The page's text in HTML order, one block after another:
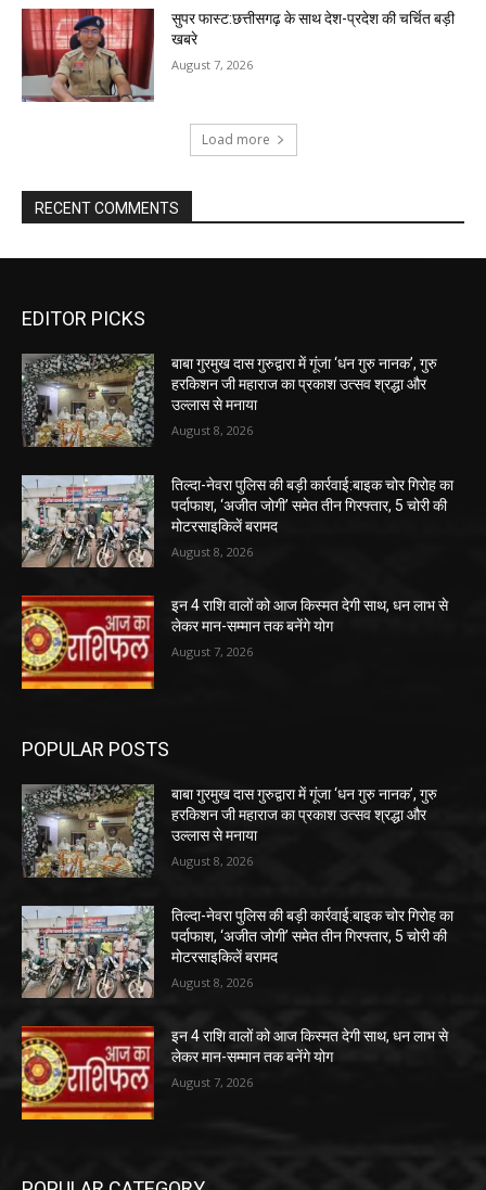
सुपर फास्ट:छत्तीसगढ़ के साथ देश-प्रदेश की चर्चित बड़ी
खबरे
August 7, 2026
Load more
RECENT COMMENTS
EDITOR PICKS
बाबा गुरमुख दास गुरुद्वारा में गूंजा ‘धन गुरु नानक’, गुरु
हरकिशन जी महाराज का प्रकाश उत्सव श्रद्धा और
उल्लास से मनाया
August 8, 2026
तिल्दा-नेवरा पुलिस की बड़ी कार्रवाई:बाइक चोर गिरोह का
पर्दाफाश, ‘अजीत जोगी’ समेत तीन गिरफ्तार, 5 चोरी की
मोटरसाइकिलें बरामद
August 8, 2026
इन 4 राशि वालों को आज किस्मत देगी साथ, धन लाभ से
लेकर मान-सम्मान तक बनेंगे योग
August 7, 2026
POPULAR POSTS
बाबा गुरमुख दास गुरुद्वारा में गूंजा ‘धन गुरु नानक’, गुरु
हरकिशन जी महाराज का प्रकाश उत्सव श्रद्धा और
उल्लास से मनाया
August 8, 2026
तिल्दा-नेवरा पुलिस की बड़ी कार्रवाई:बाइक चोर गिरोह का
पर्दाफाश, ‘अजीत जोगी’ समेत तीन गिरफ्तार, 5 चोरी की
मोटरसाइकिलें बरामद
August 8, 2026
इन 4 राशि वालों को आज किस्मत देगी साथ, धन लाभ से
लेकर मान-सम्मान तक बनेंगे योग
August 7, 2026